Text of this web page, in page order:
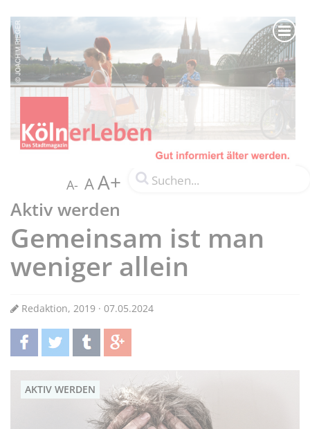
A- AA+
Aktiv werden
Gemeinsam ist man
weniger allein
Redaktion, 2019 · 07.05.2024
teilentwittern teilen
AKTIV WERDEN